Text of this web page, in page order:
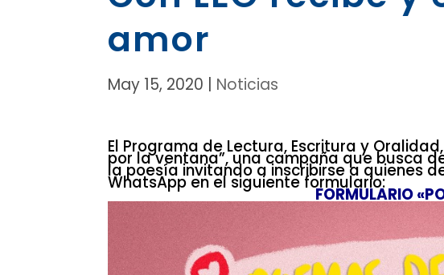
amor
May 15, 2020 Noticias
El Programa de Lectura, Escritura y
por la ventana”, una campaña que busca
la poesía invitando a inscribirse a quienes
WhatsApp en el siguiente formulario:
FORMULARIO